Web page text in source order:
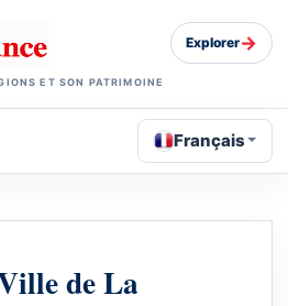
ET SON PATRIMOINE
Explorer→
Français
de La